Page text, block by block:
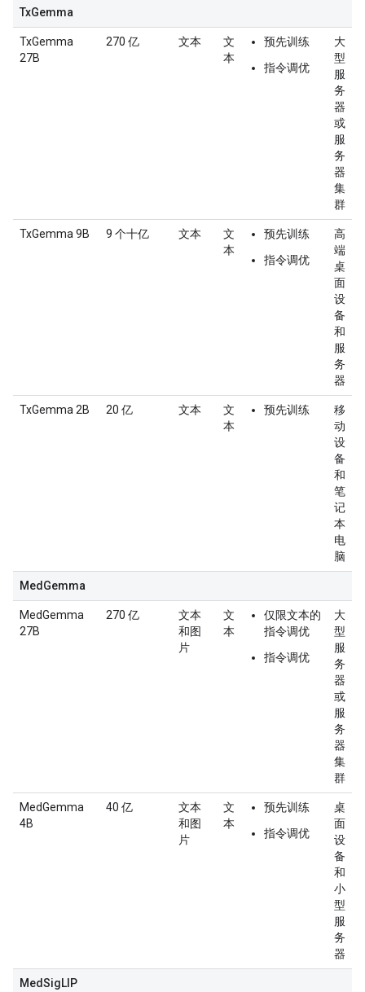
TxGemma
TxGemma
27B
270 亿 文本
文
本
预先训练
指令调优
大
型
服
务
器
或
服
务
器
集
群
TxGemma 9B 9 个十亿 文本
文
本
预先训练
指令调优
高
端
桌
面
设
备
和
服
务
器
TxGemma 2B 20 亿 文本
文
本
预先训练
移
动
设
备
和
笔
记
本
电
脑
MedGemma
MedGemma
27B
270 亿
文本
和图
片
文
本
仅限文本的
指令调优
指令调优
大
型
服
务
器
或
服
务
器
集
群
MedGemma
4B
40 亿
文本
和图
片
文
本
预先训练
指令调优
桌
面
设
备
和
小
型
服
务
器
MedSigLIP